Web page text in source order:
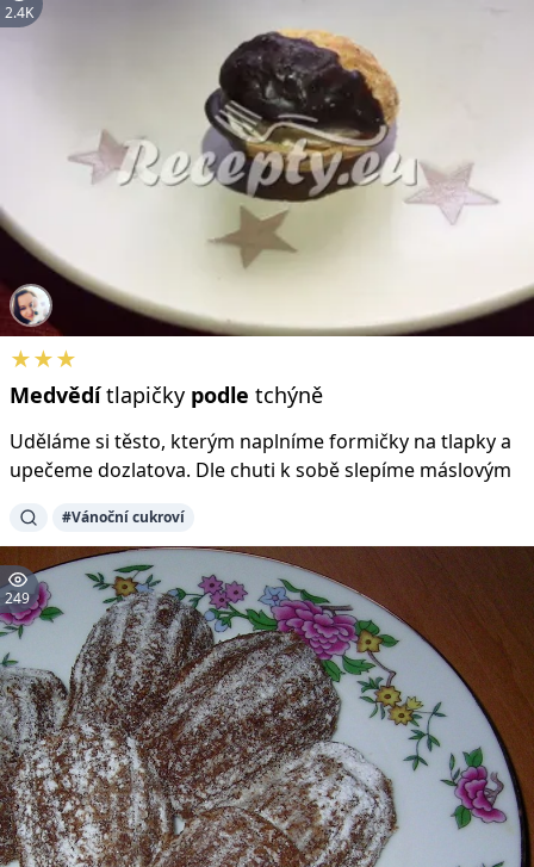
2.4K
★★★
Medvědítlapičky podle tchýně
Uděláme si těsto, kterým naplníme formičky na tlapky a
upečeme dozlatova. Dle chuti k sobě slepíme máslovým
#Vánoční cukroví
249